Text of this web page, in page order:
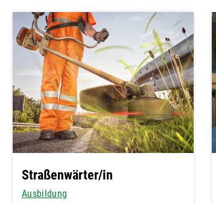
Straßenwärter/in
Ausbildung